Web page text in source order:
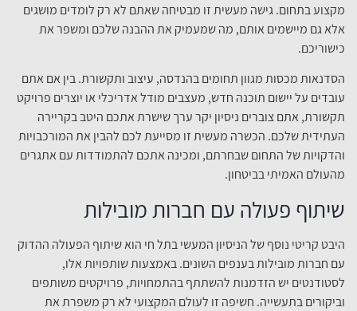
מקצוע בתחום. גישה מעשית זו מבטיחה שאתם לא רק לומדים מושגים
אלא גם מיישמים אותם, מה שמעמיק את ההבנה שלכם ומשפר את
כישוריכם.
הסדנאות מכסות מגוון תחומים בהנדסה, עיצוב ותקשורת. בין אם אתם
עובדים על יישום תוכנה חדש, מעצבים מודל אדריכלי או יוצרים פרויקט
תקשורת, אתם צוברים ניסיון יקר ערך שישרת אתכם היטב בקריירה
העתידית שלכם. הכשרה מעשית זו מסייעת לכם להבין את המורכבויות
והדקויות של התחום שבחרתם, ומכינה אתכם להתמודדות עם אתגרים
מהעולם האמיתי בביטחון.
שיתוף פעולה עם חברות מובילות
היבט קריטי נוסף של הניסיון המעשי בתל חי הוא שיתוף הפעולה ההדוק
עם חברות מובילות בענפים השונים. באמצעות שותפויות אלו,
לסטודנטים יש הזדמנות להשתתף בהתמחויות, פרויקטים משותפים
וביקורים בתעשייה. חשיפה זו לעולם המקצועי לא רק משפרת את